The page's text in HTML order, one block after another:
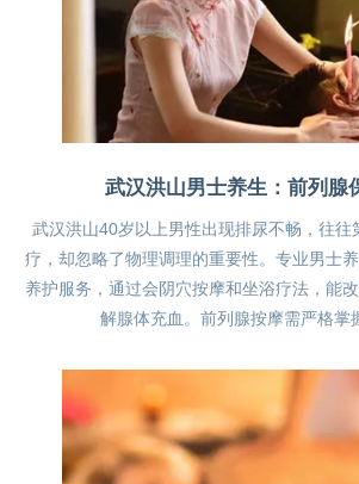
武汉洪山男士养生：前列腺
武汉洪山40岁以上男性出现排尿不畅，往往
疗，却忽略了物理调理的重要性。专业男士
养护服务，通过会阴穴按摩和坐浴疗法，能
解腺体充血。前列腺按摩需严格掌